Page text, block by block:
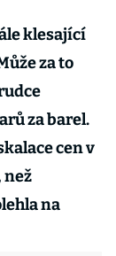
klesající
za to
za barel.
cen v
než
na